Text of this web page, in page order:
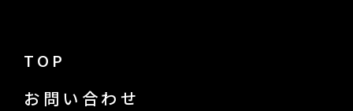
TOP
お問い合わせ